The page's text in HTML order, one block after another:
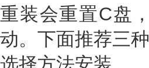
重装会重置C盘
动。下面推荐三